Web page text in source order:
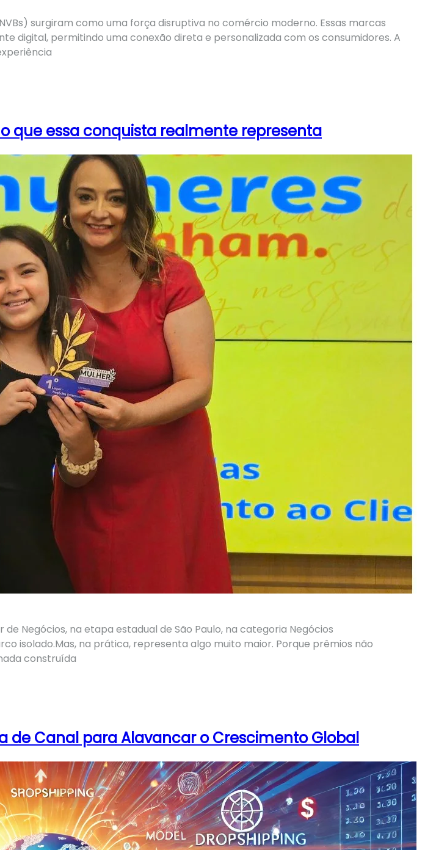
surgiram como uma força disruptiva no comércio moderno. Essas marcas
digital, permitindo uma conexão direta e personalizada com os consumidores. A
que essa conquista realmente representa
Negócios, na etapa estadual de São Paulo, na categoria Negócios
isolado.Mas, na prática, representa algo muito maior. Porque prêmios não
construída
de Canal para Alavancar o Crescimento Global